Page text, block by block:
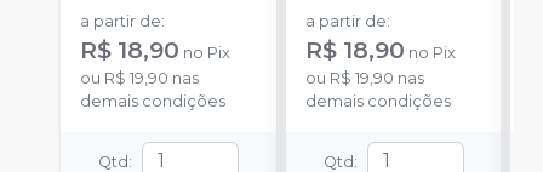
a partir de:
R$ 18,90 no Pix
ou R$ 19,90 nas
demais condições
Qtd :
a partir de:
R$ 18,90 no Pix
ou R$ 19,90 nas
demais condições
Qtd :